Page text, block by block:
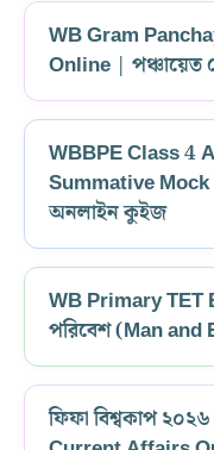
WB Gram
Online | পঞ্চায়েত
WBBPE Class 4
Summative Mock
অনলাইন কুইজ
WB Primary TET
পরিবেশ (Man and
ফিফা বিশ্বকাপ